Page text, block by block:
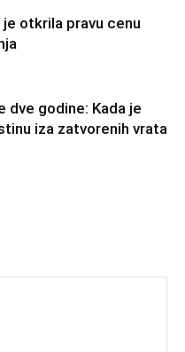
otkrila pravu cenu
dve godine: Kada je
iza zatvorenih vrata